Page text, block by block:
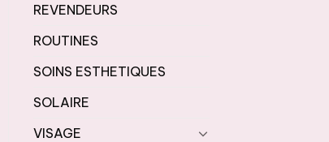
REVENDEURS
ROUTINES
SOINS ESTHETIQUES
SOLAIRE
VISAGE